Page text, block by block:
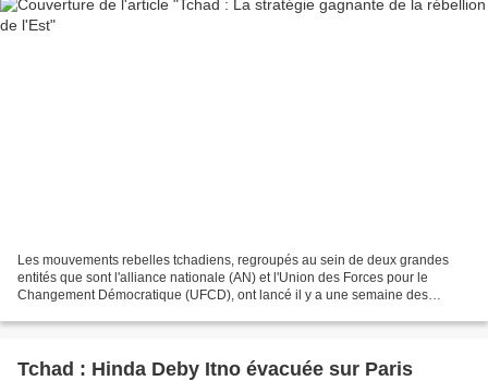
Les mouvements rebelles tchadiens, regroupés au sein de deux grandes
entités que sont l'alliance nationale (AN) et l'Union des Forces pour le
Changement Démocratique (UFCD), ont lancé il y a une semaine des
Tchad : Hinda Deby Itno évacuée sur Paris